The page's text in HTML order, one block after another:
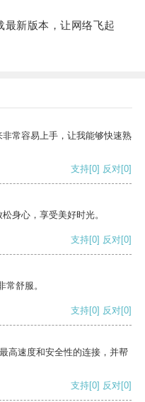
新版本，让网络飞起
常容易上手，让我能够快速熟
支持[0] 反对[0]
身心，享受美好时光。
支持[0] 反对[0]
舒服。
支持[0] 反对[0]
高速度和安全性的连接，并帮
支持[0] 反对[0]